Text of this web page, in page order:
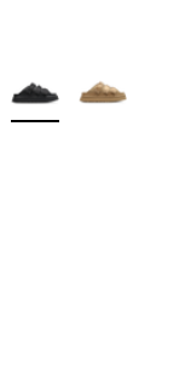
Weitere Farben